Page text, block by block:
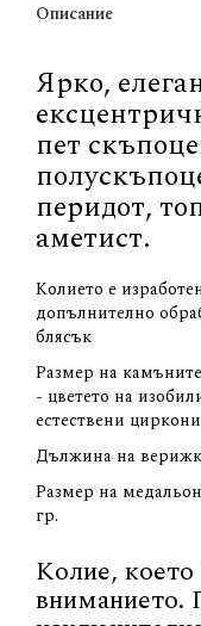
Описание
Ярко,
пет
перидот,
аметист.
Колието е
допълнително
блясък
Размер на
- цветето на
естествени
Дължина на
Размер на
гр.
Колие, което
вниманието.